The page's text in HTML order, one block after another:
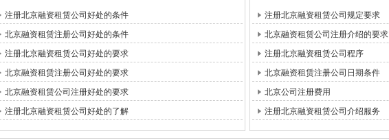
注册北京融资租赁公司好处的条件
北京融资租赁注册公司好处的条件
注册北京融资租赁公司好处的要求
北京融资租赁注册公司好处的要求
北京融资租赁公司注册好处的要求
注册北京融资租赁公司好处的了解
注册北京融资租赁公司规定要求
北京融资租赁公司注册介绍的要求
注册北京融资租赁公司程序
北京融资租赁注册公司日期条件
北京公司注册费用
注册北京融资租赁公司介绍服务